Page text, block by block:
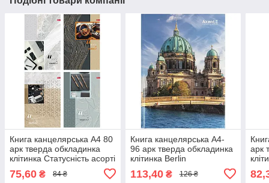
Книга канцелярська А4 80
арк тверда обкладинка
клітинка Статусність асорті
75,60 ₴ 84 ₴
Книга канцелярська А4-
96 арк тверда обкладинка
клітинка Berlin
113,40₴ 126 ₴
арк